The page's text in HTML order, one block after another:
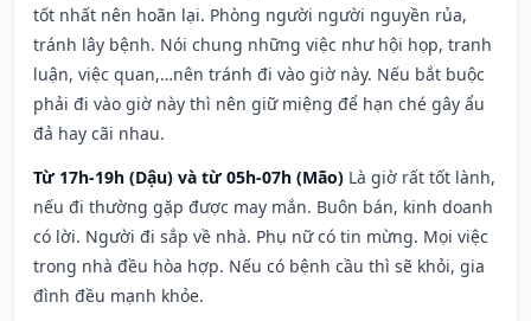
tốt nhất nên hoãn lại. Phòng người người nguyền rủa,
tránh lây bệnh. Nói chung những việc như hội họp, tranh
luận, việc quan,…nên tránh đi vào giờ này. Nếu bắt buộc
phải đi vào giờ này thì nên giữ miệng để hạn ché gây ẩu
đả hay cãi nhau.
Từ 17h-19h (Dậu) và từ 05h-07h (Mão) Là giờ rất tốt lành,
nếu đi thường gặp được may mắn. Buôn bán, kinh doanh
có lời. Người đi sắp về nhà. Phụ nữ có tin mừng. Mọi việc
trong nhà đều hòa hợp. Nếu có bệnh cầu thì sẽ khỏi, gia
đình đều mạnh khỏe.